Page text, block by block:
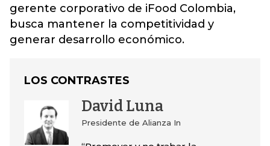
gerente corporativo de iFood Colombia,
busca mantener la competitividad y
generar desarrollo económico.
LOS CONTRASTES
David Luna
Presidente de Alianza In